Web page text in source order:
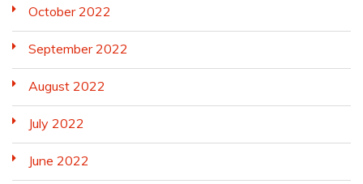
October 2022
September 2022
August 2022
July 2022
June 2022